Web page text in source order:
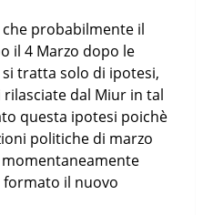
probabilmente il
il 4 Marzo dopo le
tratta solo di ipotesi,
dal Miur in tal
questa ipotesi poichè
politiche di marzo
formato il nuovo